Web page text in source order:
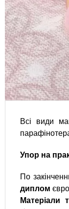
Всі види
Упор на
По
диплом
Матеріали